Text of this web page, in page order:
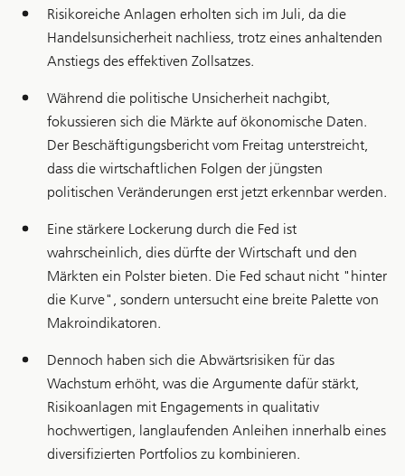
Risikoreiche Anlagen erholten sich im Juli, da die
Handelsunsicherheit nachliess, trotz eines anhaltenden
Anstiegs des effektiven Zollsatzes.
Während die politische Unsicherheit nachgibt,
fokussieren sich die Märkte auf ökonomische Daten.
Der Beschäftigungsbericht vom Freitag unterstreicht,
dass die wirtschaftlichen Folgen der jüngsten
politischen Veränderungen erst jetzt erkennbar werden.
Eine stärkere Lockerung durch die Fed ist
wahrscheinlich, dies dürfte der Wirtschaft und den
Märkten ein Polster bieten. Die Fed schaut nicht "hinter
die Kurve", sondern untersucht eine breite Palette von
Makroindikatoren.
Dennoch haben sich die Abwärtsrisiken für das
Wachstum erhöht, was die Argumente dafür stärkt,
Risikoanlagen mit Engagements in qualitativ
hochwertigen, langlaufenden Anleihen innerhalb eines
diversifizierten Portfolios zu kombinieren.